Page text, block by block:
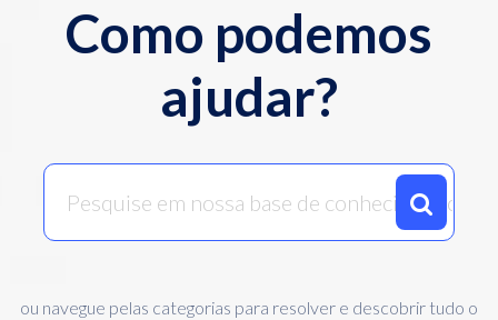
Como podemos
ajudar?
ou navegue pelas categorias para resolver e descobrir tudo o